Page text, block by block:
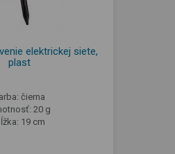
elektrickej siete,
plast
čierna
20 g
19 cm